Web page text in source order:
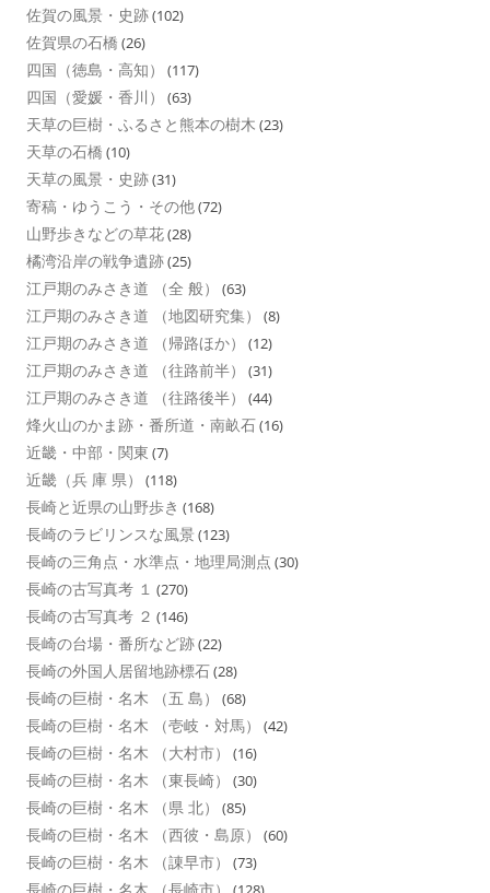
佐賀の風景・史跡(102)
佐賀県の石橋 (26)
四国（徳島・高知） (117)
四国（愛媛・香川） (63)
天草の巨樹・ふるさと熊本の樹木 (23)
天草の石橋 (10)
天草の風景・史跡(31)
寄稿・ゆうこう・その他(72)
山野歩きなどの草花(28)
橘湾沿岸の戦争遺跡(25)
江戸期のみさき道 （全 般） (63)
江戸期のみさき道 （地図研究集） (8)
江戸期のみさき道 （帰路ほか） (12)
江戸期のみさき道 （往路前半） (31)
江戸期のみさき道 （往路後半） (44)
烽火山のかま跡・番所道・南畝石(16)
近畿・中部・関東 (7)
近畿（兵 庫 県） (118)
長崎と近県の山野歩き (168)
長崎のラビリンスな風景 (123)
長崎の三角点・水準点・地理局測点 (30)
長崎の古写真考 １ (270)
長崎の古写真考 ２ (146)
長崎の台場・番所など跡(22)
長崎の外国人居留地跡標石(28)
長崎の巨樹・名木 （五 島） (68)
長崎の巨樹・名木 （壱岐・対馬） (42)
長崎の巨樹・名木 （大村市） (16)
長崎の巨樹・名木 （東長崎） (30)
長崎の巨樹・名木 （県 北） (85)
長崎の巨樹・名木 （西彼・島原） (60)
長崎の巨樹・名木 （諌早市） (73)